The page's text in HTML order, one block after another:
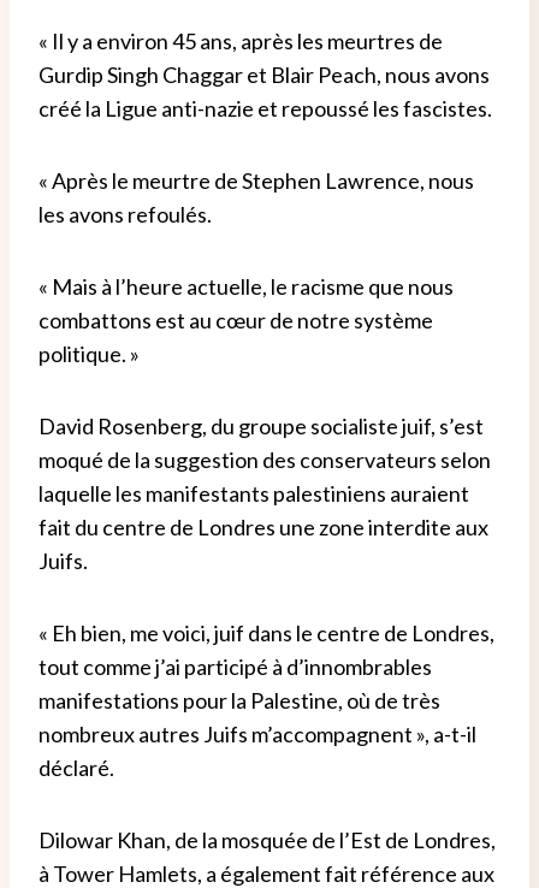
« Il y a environ 45 ans, après les meurtres de
Gurdip Singh Chaggar et Blair Peach, nous avons
créé la Ligue anti-nazie et repoussé les fascistes.
« Après le meurtre de Stephen Lawrence, nous
les avons refoulés.
« Mais à l’heure actuelle, le racisme que nous
combattons est au cœur de notre système
politique. »
David Rosenberg, du groupe socialiste juif, s’est
moqué de la suggestion des conservateurs selon
laquelle les manifestants palestiniens auraient
fait du centre de Londres une zone interdite aux
Juifs.
« Eh bien, me voici, juif dans le centre de Londres,
tout comme j’ai participé à d’innombrables
manifestations pour la Palestine, où de très
nombreux autres Juifs m’accompagnent », a-t-il
déclaré.
Dilowar Khan, de la mosquée de l’Est de Londres,
à Tower Hamlets, a également fait référence aux